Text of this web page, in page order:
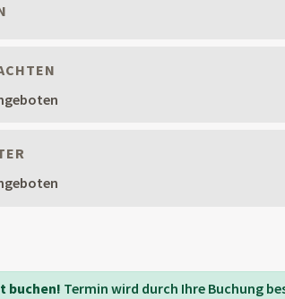
buchen! Termin wird durch Ihre Buchung